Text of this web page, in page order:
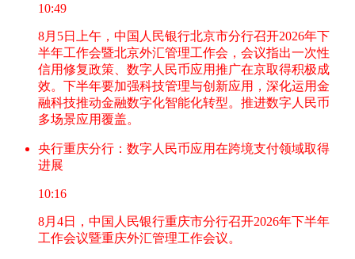
10:49
8月5日上午，中国人民银行北京市分行召开2026年下
半年工作会暨北京外汇管理工作会，会议指出一次性
信用修复政策、数字人民币应用推广在京取得积极成
效。下半年要加强科技管理与创新应用，深化运用金
融科技推动金融数字化智能化转型。推进数字人民币
多场景应用覆盖。
央行重庆分行：数字人民币应用在跨境支付领域取得
进展
10:16
8月4日，中国人民银行重庆市分行召开2026年下半年
工作会议暨重庆外汇管理工作会议。